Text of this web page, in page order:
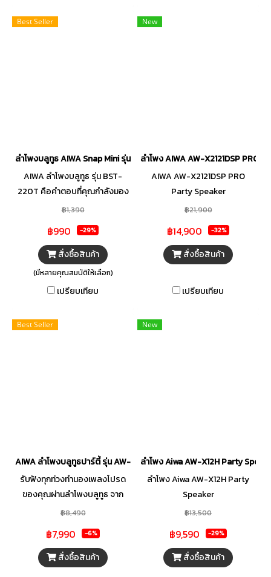
ยังสามารถเชื่อมต่อเข้าด้วยกัน
Best Seller
ลำโพงบลูทูธ AIWA Snap Mini รุ่น BST-220T
AIWA ลำโพงบลูทูธ รุ่น BST-
220T คือคำตอบที่คุณกำลังมอง
หา! ด้วยการออกแบบที่ทันสมัย
เยี่ยม BST-220T มอบ
ประสบการณ์ฟังเพลงที่ไม่มีที่ติ
ฟังก์ชันการควบคุมที่สะดวก BST-
220T คุณภาพเสียงระดับ
พรีเมียมพร้อมด้วยระบบเสียงที่
เต็มไปด้วยรายละเอียดไม่ว่าจะเป็น
฿1,390
฿990 -29%
สั่งซื้อสินค้า
(มีหลายคุณสมบัติให้เลือก)
เปรียบเทียบ
New
ลำโพง AIWA AW-X2121DSP PRO
AIWA AW-X2121DSP PRO
Party Speaker
฿21,900
฿14,900 -32%
สั่งซื้อสินค้า
เปรียบเทียบ
Best Seller
AIWA ลำโพงบลูทูธปาร์ตี้ รุ่น AW-X210TR Party Speaker
รับฟังทุกท่วงทำนองเพลงโปรด
ของคุณผ่านลำโพงบลูทูธ จาก
AIWA ที่มีกำลังขับ 100 วัตต์
Wireless Stereo เข้ากับลำโพง
AW-X210T อีกหนึ่งเครื่อง เพื่อ
สร้างสนามเสียงที่ดังกระหึ่ม
฿8,490
฿7,990 -6%
สั่งซื้อสินค้า
New
ลำโพง Aiwa AW-X12H Party
ลำโพง Aiwa AW-X12H Party
Speaker
฿13,500
฿9,590 -29%
สั่งซื้อสินค้า